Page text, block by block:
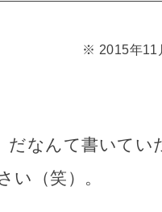
2015年11
だなんて書いて
い（笑）。